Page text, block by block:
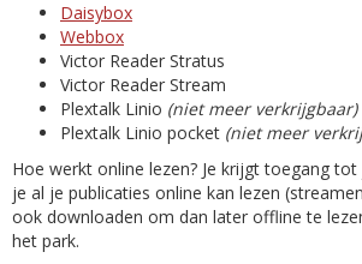
Daisybox
Webbox
Victor Reader Stratus
Victor Reader Stream
Plextalk Linio (niet meer verkrijgbaar)
Plextalk Linio pocket (niet meer
Hoe werkt online lezen? Je krijgt toegang
je al je publicaties online kan lezen
ook downloaden om dan later offline te
het park.